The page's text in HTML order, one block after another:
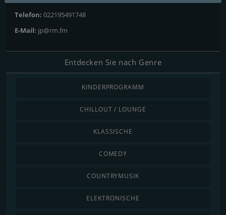
Telefon: 022195491748
E-Mail: jp@rm.fm
Entdecken Sie nach Genre
KINDERPROGRAMM
CHILLOUT / LOUNGE
KLASSISCHE
COMEDY
COUNTRYMUSIK
ELEKTRONISCHE